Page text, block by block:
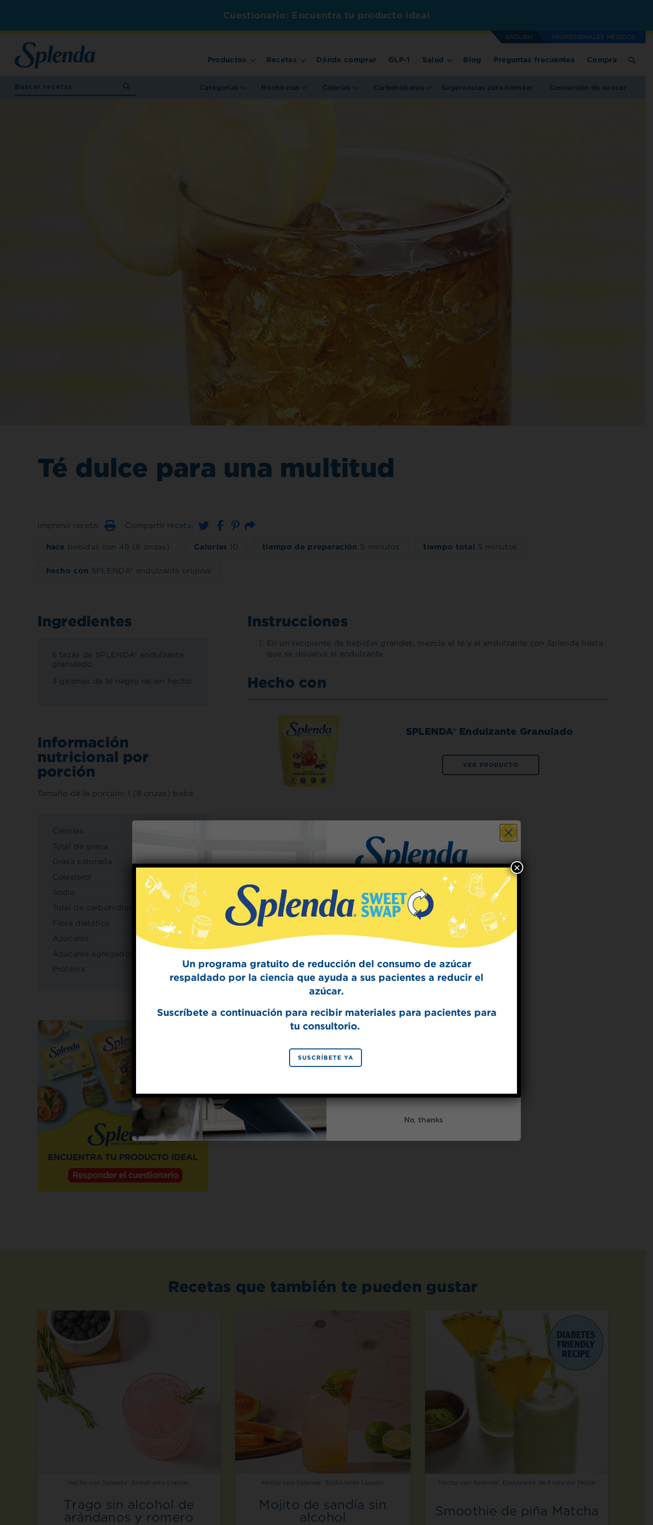
Cuestionario: Encuentra tu producto ideal
ENGLISH PROFESIONALES MÉDICOS
Productos Recetas Dónde comprar GLP-1 Salud Blog Preguntas frecuentes Compra
Categorías Hecho con Calorías Carbohidratos Sugerencias para hornear Conversión de azúcar
Té dulce para una multitud
Imprimir receta: Imprimir
Compartir receta: Correo electrónico
hace bebidas con 48 (8 onzas) Calorías 10 tiempo de preparación 5 minutos tiempo total 5 minutos
hecho con SPLENDA® endulzante original
Ingredientes
6 tazas de SPLENDA® endulzante
granulado
3 galones de té negro recién hecho
Información
nutricional por
porción
Tamaño de la porción: 1 (8 onzas) beba
Calorías
Total de grasa
Grasa saturada
0 g
Colesterol
Sodio
0mg
Total de carbohidratos
3 g
Fibra dietética
0 g
Azúcares
0 g
Azúcares agregados
Proteína
0 g
Instrucciones
En un recipiente de bebidas grandes, mezcla el té y el endulzante con Splenda hasta
que se disuelva el endulzante.
Hecho con
SPLENDA® Endulzante Granulado
VER PRODUCTO
Recetas que también te pueden gustar
Hecho con Splenda® Endulzante Líquido
Trago sin alcohol de
arándanos y romero
Hecho con Splenda® Endulzante Líquido
Mojito de sandía sin
alcohol
Hecho con Splenda® Endulzante de Fruta del Monje
Smoothie de piña Matcha
Un programa gratuito de reducción del consumo de azúcar
respaldado por la ciencia que ayuda a sus pacientes a reducir el
azúcar.
Suscríbete a continuación para recibir materiales para pacientes para
tu consultorio.
SUSCRÍBETE YA
×
Sign Up for
The Sweet Dish
Splenda test kitchen.
No, thanks